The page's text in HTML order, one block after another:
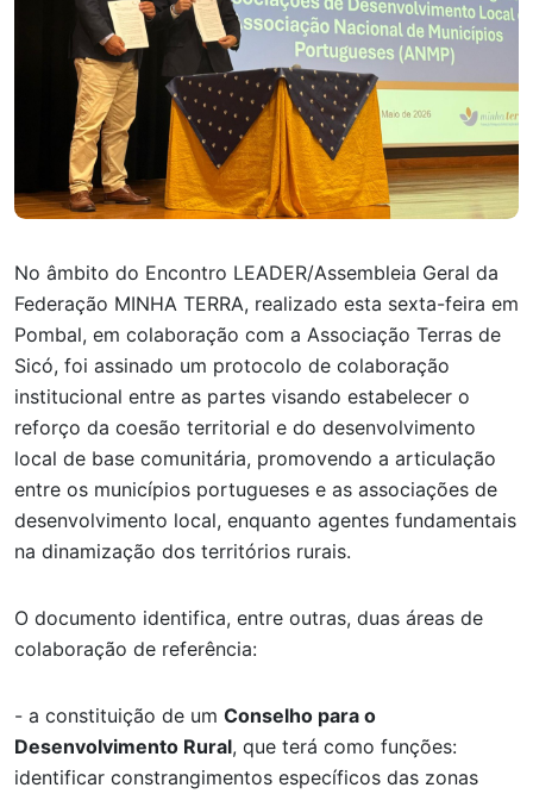
No âmbito do Encontro LEADER/Assembleia Geral da
Federação MINHA TERRA, realizado esta sexta-feira em
Pombal, em colaboração com a Associação Terras de
Sicó, foi assinado um protocolo de colaboração
institucional entre as partes visando estabelecer o
reforço da coesão territorial e do desenvolvimento
local de base comunitária, promovendo a articulação
entre os municípios portugueses e as associações de
desenvolvimento local, enquanto agentes fundamentais
na dinamização dos territórios rurais.
O documento identifica, entre outras, duas áreas de
colaboração de referência:
- a constituição de um Conselho para o
Desenvolvimento Rural, que terá como funções:
identificar constrangimentos específicos das zonas